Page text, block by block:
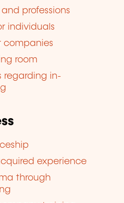
professions
individuals
companies
room
regarding in-
experience
through